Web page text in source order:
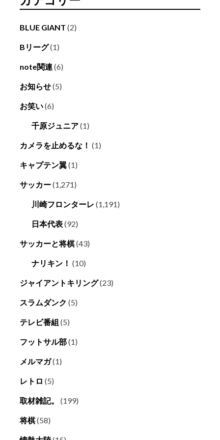
BLUE GIANT (2)
Bリーグ(1)
note関連(6)
お知らせ(5)
お笑い(6)
千原ジュニア(1)
カメラを止めるな！ (1)
キャプテン翼(1)
サッカー(1,271)
川崎フロンターレ (1,191)
日本代表(92)
サッカーと将棋(43)
ナリキン！ (10)
ジャイアントキリング(23)
スラムダンク (5)
テレビ番組 (5)
フットサル部(1)
メルマガ(1)
レトロ (5)
取材雑記。 (199)
将棋(58)